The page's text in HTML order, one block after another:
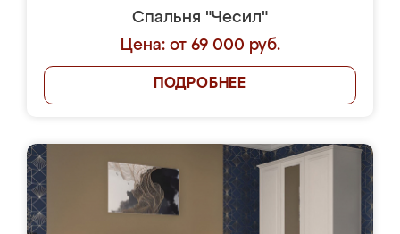
Спальня "Чесил"
Цена: от 69 000 руб.
ПОДРОБНЕЕ